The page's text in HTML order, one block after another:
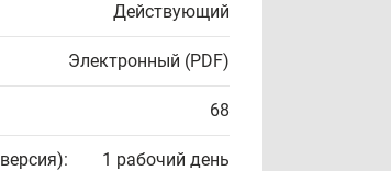
Действующий
Электронный (PDF)
68
1 рабочий день